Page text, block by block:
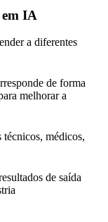
IA
a diferentes
de forma
melhorar a
técnicos, médicos,
de saída